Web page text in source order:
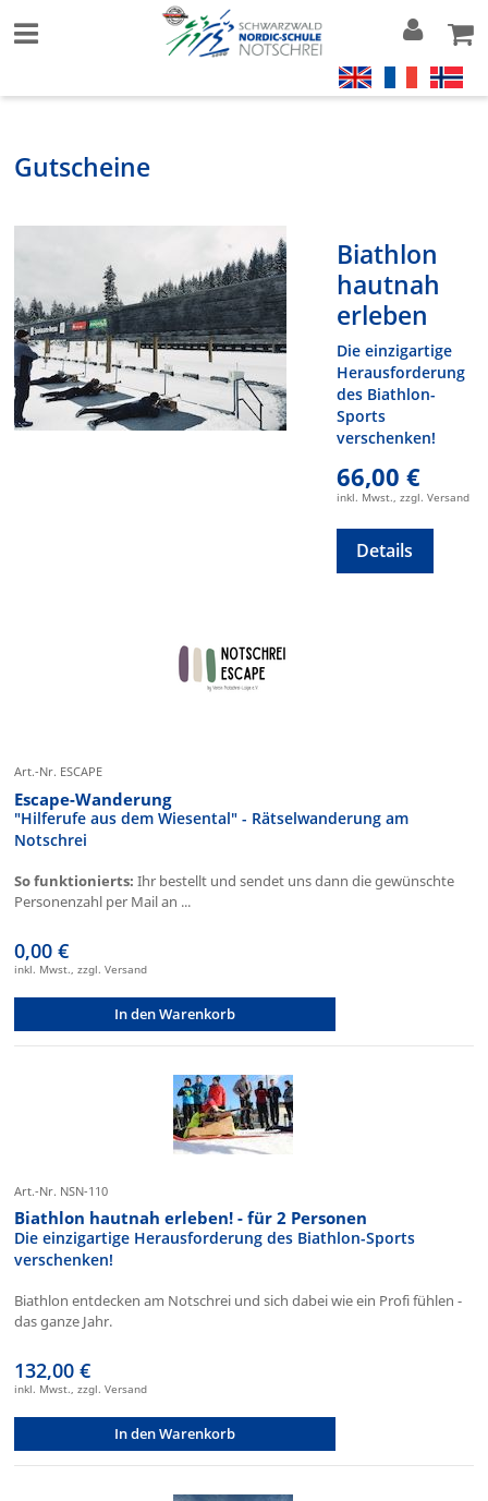
Gutscheine
Biathlon
hautnah
erleben
Die einzigartige
Herausforderung
des Biathlon-
Sports
verschenken!
66,00 €
inkl. Mwst., zzgl. Versand
Details
Art.-Nr. ESCAPE
Escape-Wanderung
"Hilferufe aus dem Wiesental" - Rätselwanderung am
Notschrei
So funktionierts: Ihr bestellt und sendet uns dann die gewünschte
Personenzahl per Mail an ...
0,00 €
inkl. Mwst., zzgl. Versand
In den Warenkorb
Art.-Nr. NSN-110
Biathlon hautnah erleben! - für 2 Personen
Die einzigartige Herausforderung des Biathlon-Sports
verschenken!
Biathlon entdecken am Notschrei und sich dabei wie ein Profi fühlen -
das ganze Jahr.
132,00 €
inkl. Mwst., zzgl. Versand
In den Warenkorb